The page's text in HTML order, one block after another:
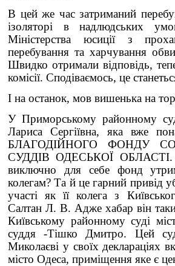
В цей же час затриманий
ізоляторі в надлюдських
Міністерства юсиції з
перебування та харчування
Швидко отримали відповідь,
комісії. Сподіваємось, це
І на останок, мов вишенька на
У Приморському районному
Лариса Сергіївна, яка вже
БЛАГОДІЙНОГО ФОНДУ
СУДДІВ ОДЕСЬКОЇ
виключно для себе фонд
колегам? Та й це гарний привід
участі як її колега з
Салтан Л. В. Адже хабар він
Київському районному суді
суддя -Тішко Дмитро. Цей
Миколаєві у своїх деклараціях
місто Одеса, приміщення яке є